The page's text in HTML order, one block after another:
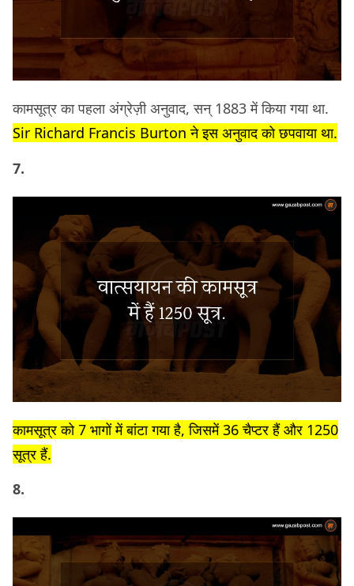
कामसूत्र का पहला अंग्रेज़ी अनुवाद, सन् 1883 में किया गया था.
Sir Richard Francis Burton ने इस अनुवाद को छपवाया था.
7.
कामसूत्र को 7 भागों में बांटा गया है, जिसमें 36 चैप्टर हैं और 1250
सूत्र हैं.
8.